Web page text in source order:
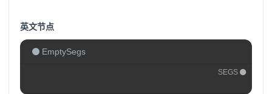
英文节点
EmptySegs
SEGS